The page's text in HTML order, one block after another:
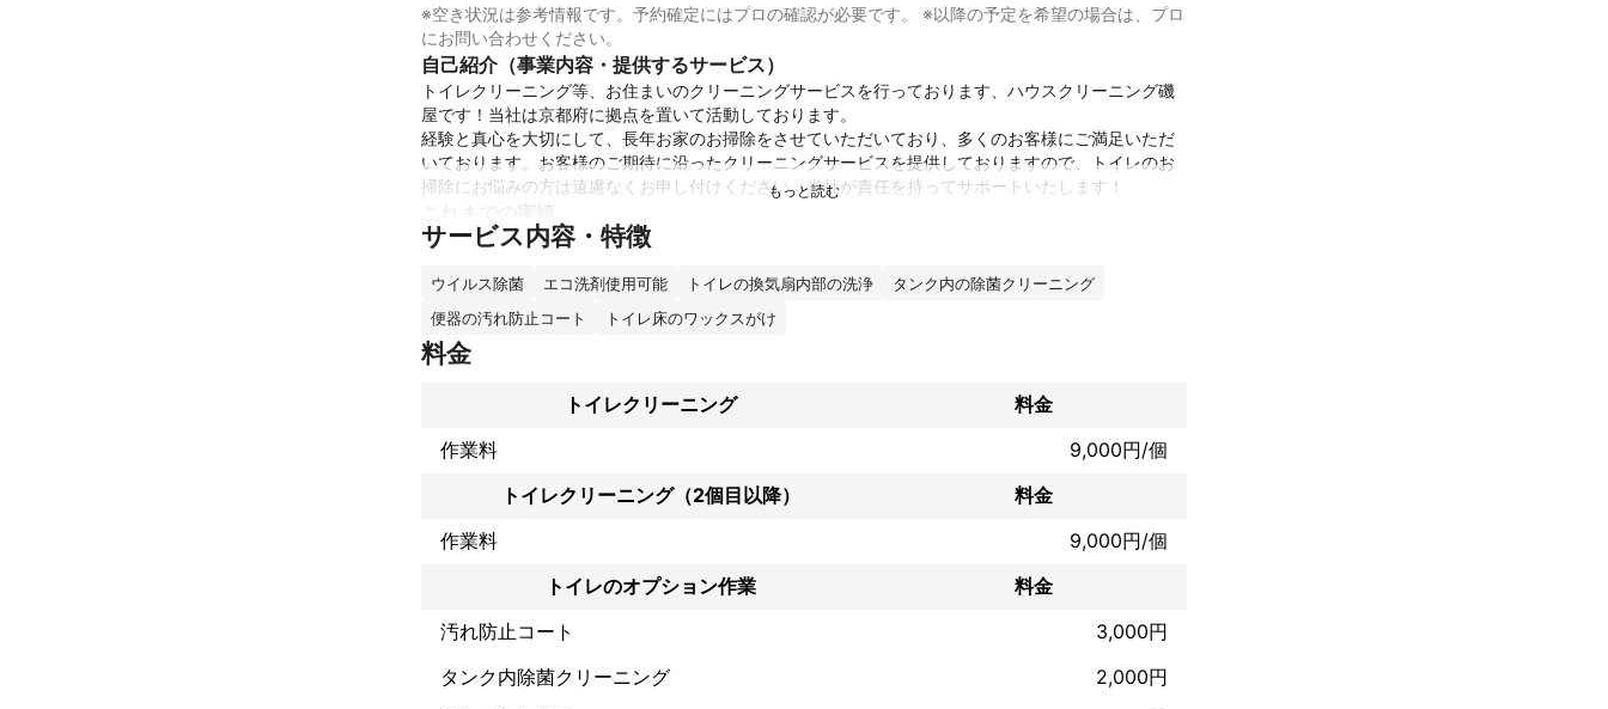
※空き状況は参考情報です。予約確定にはプロの確認が必要です。 ※以降の予定を希望の場合は、プロ
にお問い合わせください。
自己紹介（事業内容・提供するサービス）
トイレクリーニング等、お住まいのクリーニングサービスを行っております、ハウスクリーニング磯
屋です！当社は京都府に拠点を置いて活動しております。
経験と真心を大切にして、長年お家のお掃除をさせていただいており、多くのお客様にご満足いただ
いております。お客様のご期待に沿ったクリーニングサービスを提供しておりますので、トイレのお
年間のクリーニング実績は700件と非常に豊富です！また経験年数も25年ですのでご安心ください。
アピールポイント
万が一のための損害保険への加入や、コロナ対策として作業場の消毒など、お客様の安心につながる
よう、多くの工夫をこらしております。細かいところへの気配りを大切にお客様のお掃除のお悩みを
サービス内容・特徴
ウイルス除菌 エコ洗剤使用可能 トイレの換気扇内部の洗浄
タンク内の除菌クリーニング
便器の汚れ防止コート
トイレ床のワックスがけ
料金
トイレクリーニング
料金
作業料
9,000円/個
トイレクリーニング（2個目以降）
料金
作業料
9,000円/個
トイレのオプション作業
料金
汚れ防止コート
3,000円
タンク内除菌クリーニング
2,000円